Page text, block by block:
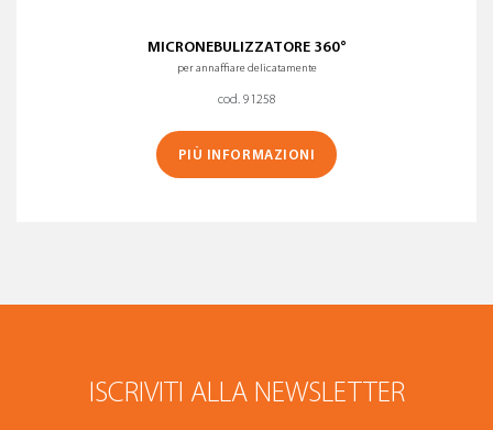
MICRONEBULIZZATORE 360°
per annaffiare delicatamente
cod. 91258
PIÙ INFORMAZIONI
ISCRIVITI ALLA NEWSLETTER